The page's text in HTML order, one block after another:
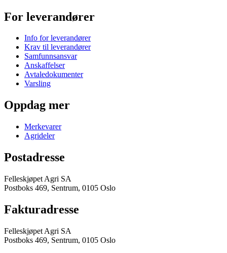
For leverandører
Info for leverandører
Krav til leverandører
Samfunnsansvar
Anskaffelser
Avtaledokumenter
Varsling
Oppdag mer
Merkevarer
Agrideler
Postadresse
Felleskjøpet Agri SA
Postboks 469, Sentrum, 0105 Oslo
Fakturadresse
Felleskjøpet Agri SA
Postboks 469, Sentrum, 0105 Oslo